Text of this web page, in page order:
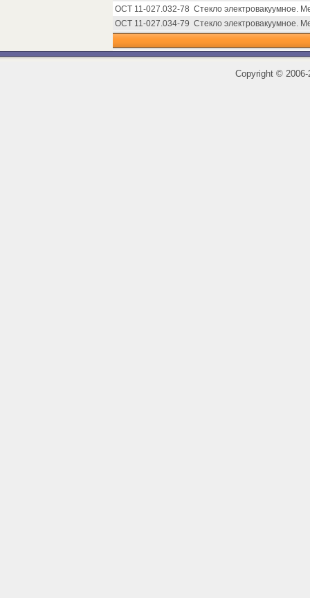
ОСТ 11-027.032-78 Стекло электровакуумное.
ОСТ 11-027.034-79 Стекло электровакуумное.
Copyright ©